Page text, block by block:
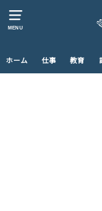
MENU
ホーム 仕事 教育